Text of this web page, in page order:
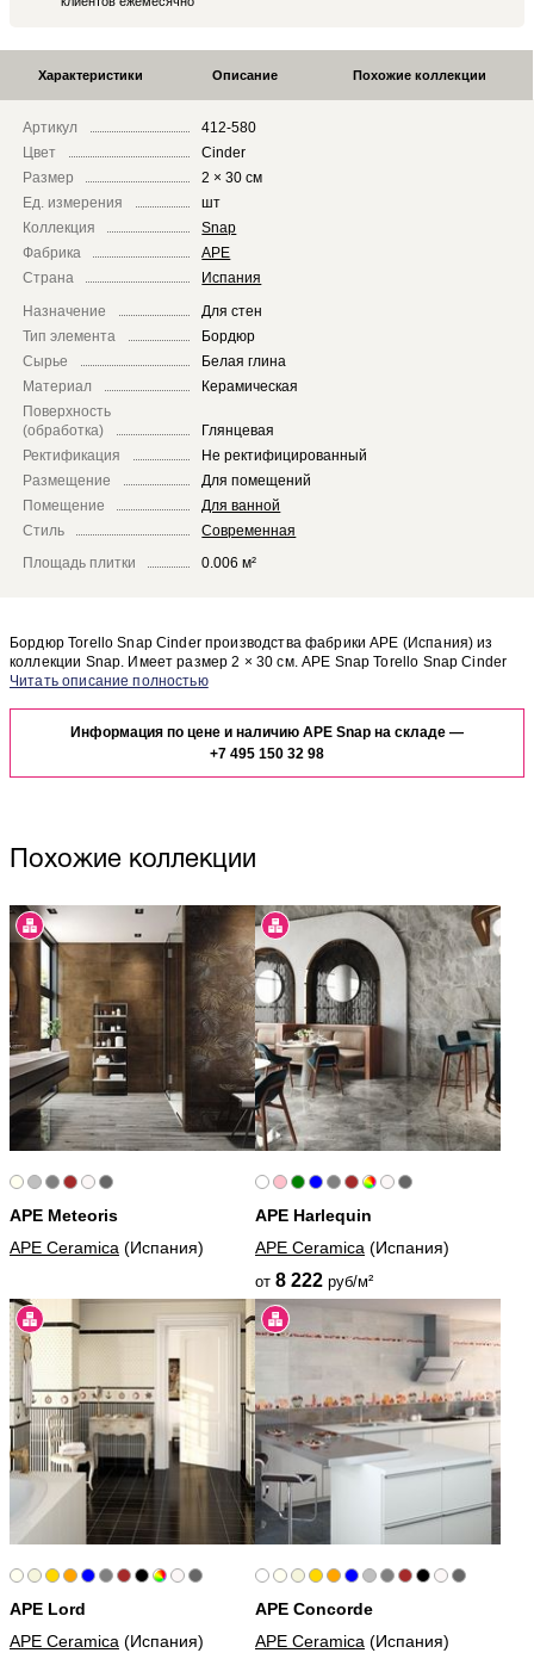
Характеристики Описание Похожие коллекции
Артикул
412-580
Цвет
Cinder
Размер
2 × 30 см
Ед. измерения
шт
Коллекция
Snap
Фабрика
APE
Страна
Испания
Назначение
Для стен
Тип элемента
Бордюр
Сырье
Белая глина
Материал
Керамическая
Поверхность
(обработка)
Глянцевая
Ректификация
Не ректифицированный
Размещение
Для помещений
Помещение
Для ванной
Стиль
Современная
Площадь плитки
0.006 м²
Бордюр Torello Snap Cinder производства фабрики APE (Испания) из
коллекции Snap. Имеет размер 2 × 30 см. APE Snap Torello Snap Cinder
отлично сочетается с другими элементами коллекции Snap.
отделке Вашего помещения, закажите бесплатный дизайн-проект с
использованием элементов коллекции APE Snap.
Информация по цене и наличию APE Snap на складе —
+7 495 150 32 98
Похожие коллекции
APE Meteoris
APE Ceramica (Испания)
APE Harlequin
APE Ceramica (Испания)
от 8 222 руб/м²
APE Lord
APE Ceramica (Испания)
APE Concorde
APE Ceramica (Испания)